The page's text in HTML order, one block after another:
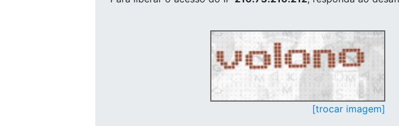
[trocar imagem]